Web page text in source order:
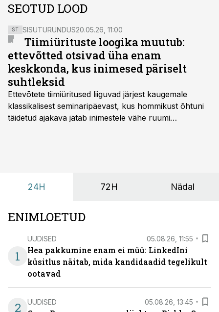
SEOTUD LOOD
ST SISUTURUNDUS20.05.26, 11:00
Tiimiürituste loogika muutub:
ettevõtted otsivad üha enam
keskkonda, kus inimesed päriselt
suhtleksid
Ettevõtete tiimiüritused liiguvad järjest kaugemale
klassikalisest seminaripäevast, kus hommikust õhtuni
täidetud ajakava jätab inimestele vähe ruumi
24H 72H Nädal
ENIMLOETUD
1
UUDISED 05.08.26, 11:55
Hea pakkumine enam ei müü: LinkedIni
küsitlus näitab, mida kandidaadid tegelikult
ootavad
2 UUDISED 05.08.26, 13:45